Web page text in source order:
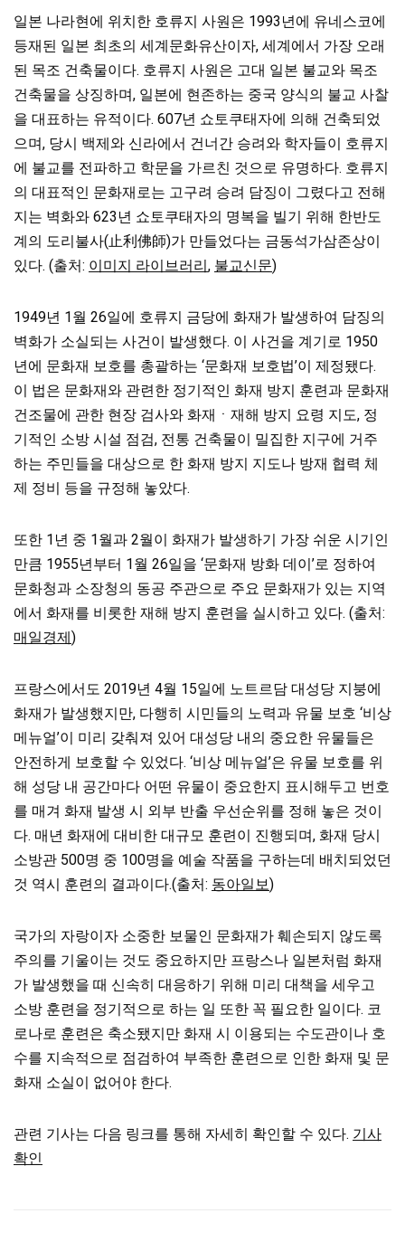
일본 나라현에 위치한 호류지 사원은 1993년에 유네스코에
등재된 일본 최초의 세계문화유산이자, 세계에서 가장 오래
된 목조 건축물이다. 호류지 사원은 고대 일본 불교와 목조
건축물을 상징하며, 일본에 현존하는 중국 양식의 불교 사찰
을 대표하는 유적이다. 607년 쇼토쿠태자에 의해 건축되었
으며, 당시 백제와 신라에서 건너간 승려와 학자들이 호류지
에 불교를 전파하고 학문을 가르친 것으로 유명하다. 호류지
의 대표적인 문화재로는 고구려 승려 담징이 그렸다고 전해
지는 벽화와 623년 쇼토쿠태자의 명복을 빌기 위해 한반도
계의 도리불사(止利佛師)가 만들었다는 금동석가삼존상이
있다. (출처: 이미지 라이브러리, 불교신문)
1949년 1월 26일에 호류지 금당에 화재가 발생하여 담징의
벽화가 소실되는 사건이 발생했다. 이 사건을 계기로 1950
년에 문화재 보호를 총괄하는 ‘문화재 보호법’이 제정됐다.
이 법은 문화재와 관련한 정기적인 화재 방지 훈련과 문화재
건조물에 관한 현장 검사와 화재ㆍ재해 방지 요령 지도, 정
기적인 소방 시설 점검, 전통 건축물이 밀집한 지구에 거주
하는 주민들을 대상으로 한 화재 방지 지도나 방재 협력 체
제 정비 등을 규정해 놓았다.
또한 1년 중 1월과 2월이 화재가 발생하기 가장 쉬운 시기인
만큼 1955년부터 1월 26일을 ‘문화재 방화 데이’로 정하여
문화청과 소장청의 동공 주관으로 주요 문화재가 있는 지역
에서 화재를 비롯한 재해 방지 훈련을 실시하고 있다. (출처:
매일경제)
프랑스에서도 2019년 4월 15일에 노트르담 대성당 지붕에
화재가 발생했지만, 다행히 시민들의 노력과 유물 보호 ‘비상
메뉴얼’이 미리 갖춰져 있어 대성당 내의 중요한 유물들은
안전하게 보호할 수 있었다. ‘비상 메뉴얼’은 유물 보호를 위
해 성당 내 공간마다 어떤 유물이 중요한지 표시해두고 번호
를 매겨 화재 발생 시 외부 반출 우선순위를 정해 놓은 것이
다. 매년 화재에 대비한 대규모 훈련이 진행되며, 화재 당시
소방관 500명 중 100명을 예술 작품을 구하는데 배치되었던
것 역시 훈련의 결과이다.(출처: 동아일보)
국가의 자랑이자 소중한 보물인 문화재가 훼손되지 않도록
주의를 기울이는 것도 중요하지만 프랑스나 일본처럼 화재
가 발생했을 때 신속히 대응하기 위해 미리 대책을 세우고
소방 훈련을 정기적으로 하는 일 또한 꼭 필요한 일이다. 코
로나로 훈련은 축소됐지만 화재 시 이용되는 수도관이나 호
수를 지속적으로 점검하여 부족한 훈련으로 인한 화재 및 문
화재 소실이 없어야 한다.
관련 기사는 다음 링크를 통해 자세히 확인할 수 있다. 기사
확인